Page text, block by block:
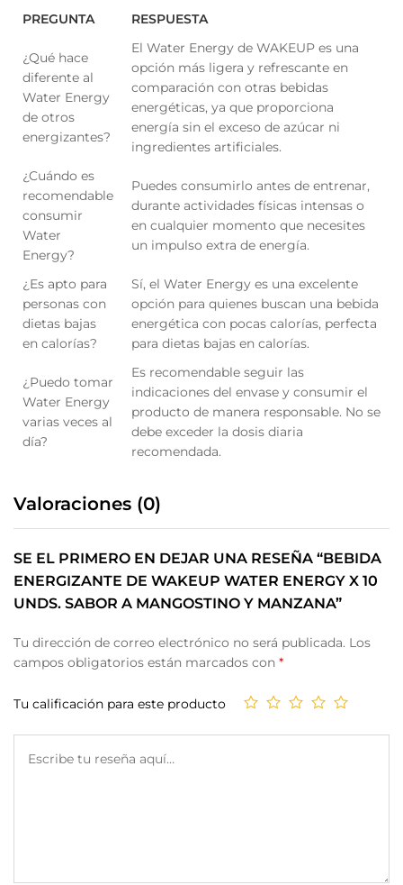
PREGUNTA RESPUESTA
¿Qué hace
diferente al
Water Energy
de otros
energizantes?
El Water Energy de WAKEUP es una
opción más ligera y refrescante en
comparación con otras bebidas
energéticas, ya que proporciona
energía sin el exceso de azúcar ni
ingredientes artificiales.
¿Cuándo es
recomendable
consumir
Water
Energy?
Puedes consumirlo antes de entrenar,
durante actividades físicas intensas o
en cualquier momento que necesites
un impulso extra de energía.
¿Es apto para
personas con
dietas bajas
en calorías?
Sí, el Water Energy es una excelente
opción para quienes buscan una bebida
energética con pocas calorías, perfecta
para dietas bajas en calorías.
¿Puedo tomar
Water Energy
varias veces al
día?
Es recomendable seguir las
indicaciones del envase y consumir el
producto de manera responsable. No se
debe exceder la dosis diaria
recomendada.
Valoraciones (0)
SE EL PRIMERO EN DEJAR UNA RESEÑA “BEBIDA
ENERGIZANTE DE WAKEUP WATER ENERGY X 10
UNDS. SABOR A MANGOSTINO Y MANZANA”
Tu dirección de correo electrónico no será publicada. Los
campos obligatorios están marcados con *
Tu calificación para este producto